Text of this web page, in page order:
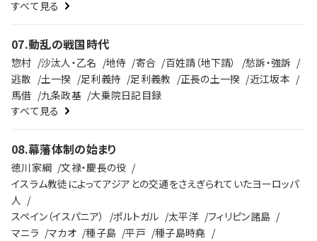
すべて見る
07.動乱の戦国時代
惣村 沙汰人・乙名 地侍 寄合 百姓請（地下請）
愁訴・強訴
逃散
土一揆 足利義持 足利義教 正長の土一揆
近江坂本
馬借
九条政基
大乗院日記目録
すべて見る
08.幕藩体制の始まり
徳川家綱
文禄・慶長の役
イスラム教徒によってアジアとの交通をさえぎられていたヨーロッパ
人
スペイン（イスパニア）
ポルトガル 太平洋
フィリピン諸島
マニラ
マカオ 種子島 平戸
種子島時堯